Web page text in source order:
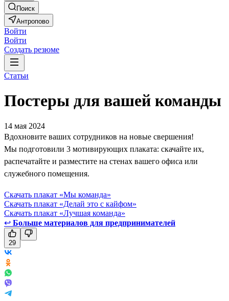
Поиск
Антропово
Войти
Войти
Создать резюме
Статьи
Постеры для вашей команды
14 мая 2024
Вдохновите ваших сотрудников на новые свершения!
Мы подготовили 3 мотивирующих плаката: скачайте их,
распечатайте и разместите на стенах вашего офиса или
служебного помещения.
Скачать плакат «Мы команда»
Скачать плакат «Делай это с кайфом»
Скачать плакат «Лучшая команда»
↩ Больше материалов для предпринимателей
29